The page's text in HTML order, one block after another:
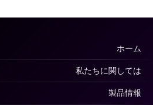
ホーム
私たちに関しては
製品情報